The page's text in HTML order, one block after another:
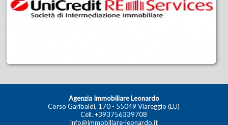
Agenzia Immobiliare Leonardo
Corso Garibaldi, 170 - 55049 Viareggio (LU)
Cell.+393756339708
info@immobiliare-leonardo.it